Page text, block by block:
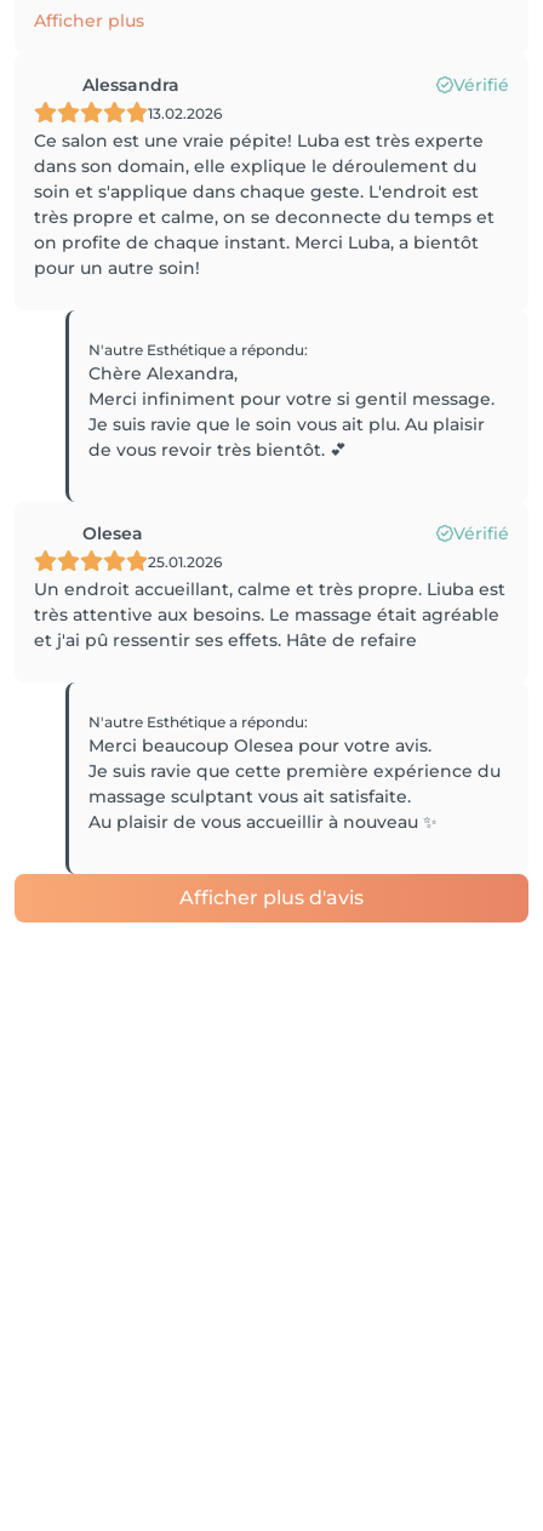
Afficher plus
Alessandra Vérifié
13.02.2026
Ce salon est une vraie pépite! Luba est très experte
dans son domain, elle explique le déroulement du
soin et s'applique dans chaque geste. L'endroit est
très propre et calme, on se deconnecte du temps et
on profite de chaque instant. Merci Luba, a bientôt
pour un autre soin!
N'autre Esthétiquea répondu:
Chère Alexandra,
Merci infiniment pour votre si gentil message.
Je suis ravie que le soin vous ait plu. Au plaisir
de vous revoir très bientôt. 💕
Olesea Vérifié
25.01.2026
Un endroit accueillant, calme et très propre. Liuba est
très attentive aux besoins. Le massage était agréable
et j'ai pû ressentir ses effets. Hâte de refaire
N'autre Esthétiquea répondu:
Merci beaucoup Olesea pour votre avis.
Je suis ravie que cette première expérience du
massage sculptant vous ait satisfaite.
Au plaisir de vous accueillir à nouveau ✨
Afficher plus d'avis